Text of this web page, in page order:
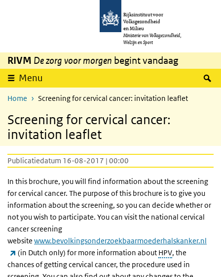
Overslaan en naar de inhoud gaan
Rijksinstituut voor
Volksgezondheid
en Milieu
Ministerie van Volksgezondheid,
Welzijn en Sport
RIVM De zorg voor morgen begint vandaag
Menu
Home Screening for cervical cancer: invitation leaflet
Screening for cervical cancer:
invitation leaflet
Publicatiedatum 16-08-2017 | 00:00
In this brochure, you will find information about the screening
for cervical cancer. The purpose of this brochure is to give you
information about the screening, so you can decide whether or
not you wish to participate. You can visit the national cervical
cancer screening
website www.bevolkingsonderzoekbaarmoederhalskanker.nl
(externe link)
(in Dutch only) for more information about HPV, the
chances of getting cervical cancer, the procedure used in